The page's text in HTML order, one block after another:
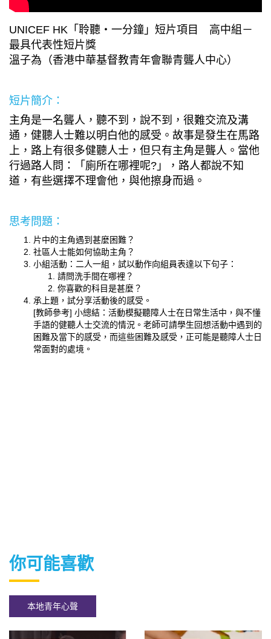
UNICEF HK「聆聽・一分鐘」短片項目 高中組－
最具代表性短片獎
溫子為（香港中華基督教青年會聯青聾人中心）
短片簡介：
主角是一名聾人，聽不到，說不到，很難交流及溝
通，健聽人士難以明白他的感受。故事是發生在馬路
上，路上有很多健聽人士，但只有主角是聾人。當他
行過路人問：「廁所在哪裡呢?」，路人都說不知
道，有些選擇不理會他，與他擦身而過。
思考問題：
片中的主角遇到甚麼困難？
社區人士能如何協助主角？
小組活動：二人一組，試以動作向組員表達以下句子：
請問洗手間在哪裡？
你喜歡的科目是甚麼？
承上題，試分享活動後的感受。
[教師參考] 小總結：活動模擬聽障人士在日常生活中，與不懂
手語的健聽人士交流的情況。老師可請學生回想活動中遇到的
困難及當下的感受，而這些困難及感受，正可能是聽障人士日
常面對的處境。
你可能喜歡
本地青年心聲